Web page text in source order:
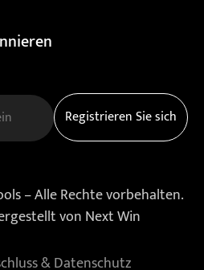
– Alle Rechte vorbehalten.
von Next Win
& Datenschutz